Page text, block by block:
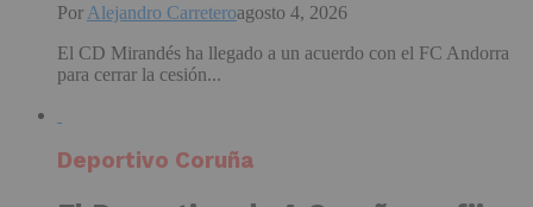
Por Alejandro Carreteroagosto 4, 2026
El CD Mirandés ha llegado a un acuerdo con el FC Andorra
para cerrar la cesión...
Deportivo Coruña